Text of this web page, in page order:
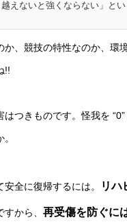
えないと強くならない」と
か、競技の特性なのか、
!!
つきものです。怪我を “0”
全に復帰するには。 リハ
から、 再受傷を防ぐに